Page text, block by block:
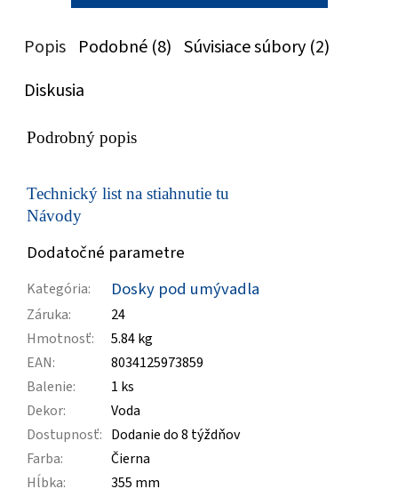
Popis Podobné (8) Súvisiace súbory (2)
Diskusia
Podrobný popis
Technický list na stiahnutie tu
Návody
Dodatočné parametre
Kategória: Dosky pod umývadla
Záruka:
24
Hmotnosť:
5.84 kg
EAN:
8034125973859
Balenie:
1 ks
Dekor:
Voda
Dostupnosť: Dodanie do 8 týždňov
Farba:
Čierna
Hĺbka:
355 mm